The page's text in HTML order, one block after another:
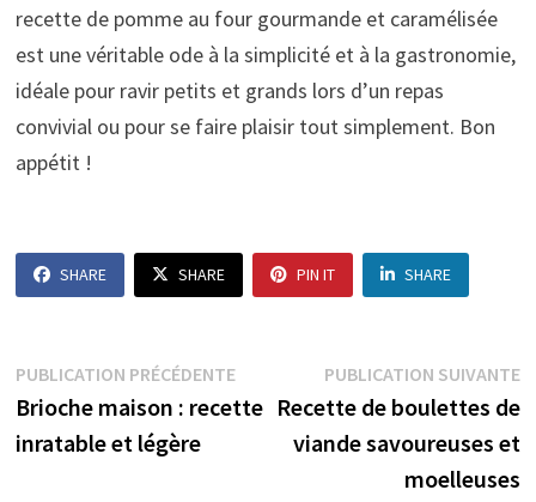
recette de pomme au four gourmande et caramélisée
est une véritable ode à la simplicité et à la gastronomie,
idéale pour ravir petits et grands lors d’un repas
convivial ou pour se faire plaisir tout simplement. Bon
appétit !
SHARE SHARE PIN IT SHARE
Navigation
de
PUBLICATION PRÉCÉDENTEPublication
précédente :
Brioche maison : recette
inratable et légère
PUBLICATION SUIVANTE
Recette de boulettes de
viande savoureuses et
moelleuses